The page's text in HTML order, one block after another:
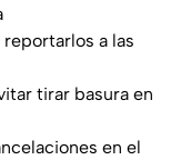
a las
tirar basura en
en el